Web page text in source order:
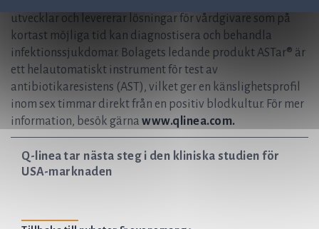
utvecklar och levererar lösningar för vårdgivare som på
kortast möjliga tid kan diagnostisera och behandla
infektionssjukdomar. Bolagets ledande produkt ASTar® är
ett helautomatiskt instrument för test av
antibiotikaresistens (AST), vilket ger en känslighetsprofil
inom sex timmar direkt från en positiv blodkultur. För mer
information, besök gärna www.qlinea.com.
Q-linea tar nästa steg i den kliniska studien för
USA-marknaden